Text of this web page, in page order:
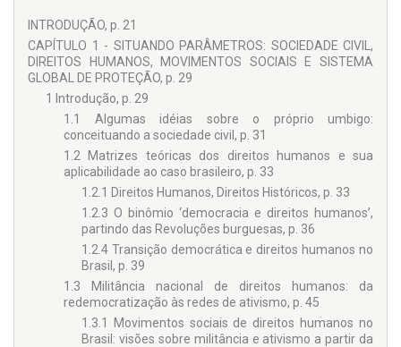
INTRODUÇÃO, p. 21
CAPÍTULO 1 - SITUANDO PARÂMETROS: SOCIEDADE CIVIL,
DIREITOS HUMANOS, MOVIMENTOS SOCIAIS E SISTEMA
GLOBAL DE PROTEÇÃO, p. 29
1 Introdução, p. 29
1.1 Algumas idéias sobre o próprio umbigo:
conceituando a sociedade civil, p. 31
1.2 Matrizes teóricas dos direitos humanos e sua
aplicabilidade ao caso brasileiro, p. 33
1.2.1 Direitos Humanos, Direitos Históricos, p. 33
1.2.3 O binômio ‘democracia e direitos humanos’,
partindo das Revoluções burguesas, p. 36
1.2.4 Transição democrática e direitos humanos no
Brasil, p. 39
1.3 Militância nacional de direitos humanos: da
redemocratização às redes de ativismo, p. 45
1.3.1 Movimentos sociais de direitos humanos no
Brasil: visões sobre militância e ativismo a partir da